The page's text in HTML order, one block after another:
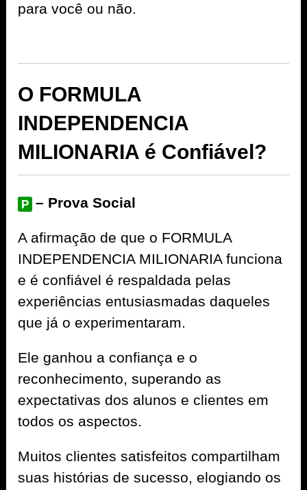
para você ou não.
O FORMULA
INDEPENDENCIA
MILIONARIA é Confiável?
P – Prova Social
A afirmação de que o FORMULA
INDEPENDENCIA MILIONARIA funciona
e é confiável é respaldada pelas
experiências entusiasmadas daqueles
que já o experimentaram.
Ele ganhou a confiança e o
reconhecimento, superando as
expectativas dos alunos e clientes em
todos os aspectos.
Muitos clientes satisfeitos compartilham
suas histórias de sucesso, elogiando os